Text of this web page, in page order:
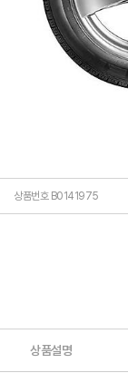
상품번호 B0141975
상품설명